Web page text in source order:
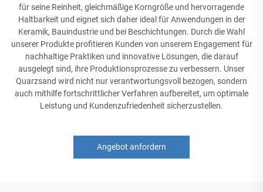
für seine Reinheit, gleichmäßige Korngröße und hervorragende
Haltbarkeit und eignet sich daher ideal für Anwendungen in der
Keramik, Bauindustrie und bei Beschichtungen. Durch die Wahl
unserer Produkte profitieren Kunden von unserem Engagement für
nachhaltige Praktiken und innovative Lösungen, die darauf
ausgelegt sind, ihre Produktionsprozesse zu verbessern. Unser
Quarzsand wird nicht nur verantwortungsvoll bezogen, sondern
auch mithilfe fortschrittlicher Verfahren aufbereitet, um optimale
Leistung und Kundenzufriedenheit sicherzustellen.
Angebot anfordern